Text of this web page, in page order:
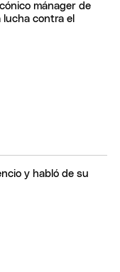
mánager de
lucha contra el
y habló de su